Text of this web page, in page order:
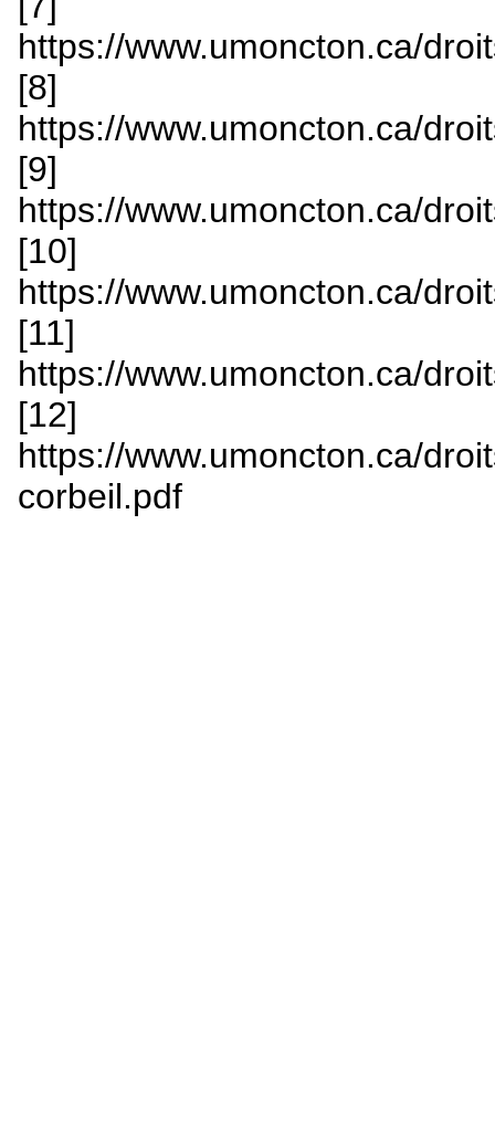
https://www.umoncton.ca/
[8]
https://www.umoncton.ca/
[9]
https://www.umoncton.ca/
[10]
https://www.umoncton.ca/
[11]
https://www.umoncton.ca/
[12]
https://www.umoncton.ca/
corbeil.pdf